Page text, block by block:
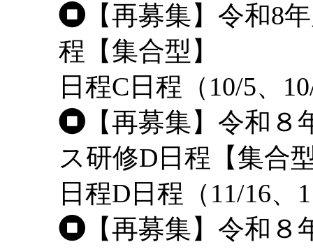
【再募集】令和8
程【集合型】
日程C日程（10/5、
【再募集】令和
ス研修D日程【集合
日程D日程（11/16、
【再募集】令和